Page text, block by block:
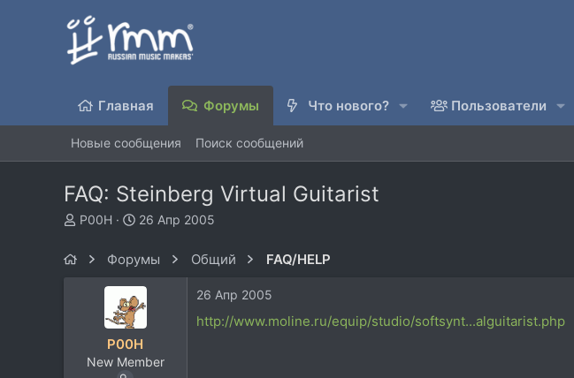
Главная Форумы Что нового? Пользователи
Новые сообщения Поиск сообщений
FAQ: Steinberg Virtual Guitarist
А
P00H
Д
а
н
а
а
л
а
26 Апр 2005
Форумы Общий FAQ/HELP
P00H
New Member
26 Апр 2005
http://www.moline.ru/equip/studio/softsynt...alguitarist.php